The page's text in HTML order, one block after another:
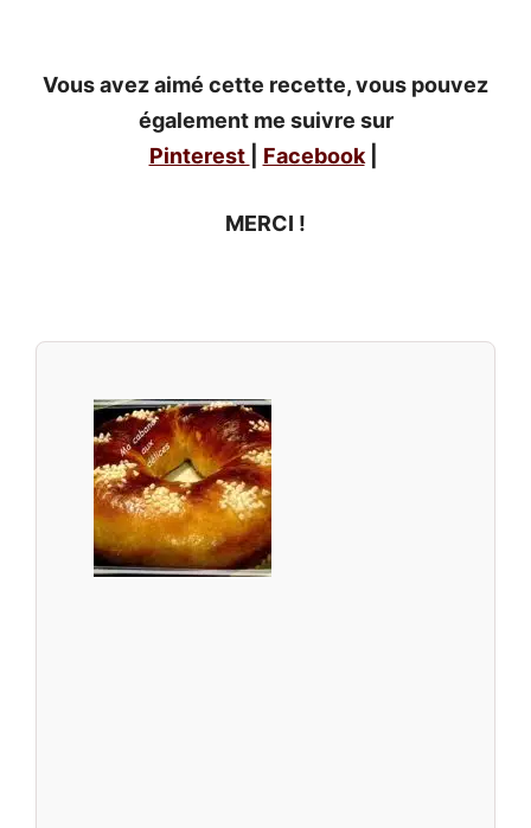
Vous avez aimé cette recette, vous pouvez
également me suivre sur
Pinterest
Facebook|
MERCI !